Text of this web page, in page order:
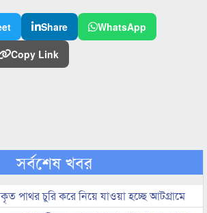
Share
WhatsApp
Copy Link
সর্বশেষ খবর
পাথর চুরি করে নিয়ে যাওয়া হচ্ছে আটগ্রামে